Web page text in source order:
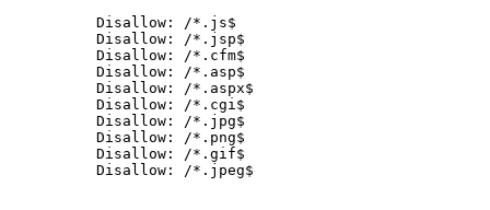
Disallow: /*.js$
Disallow: /*.jsp$
Disallow: /*.cfm$
Disallow: /*.asp$
Disallow: /*.aspx$
Disallow: /*.cgi$
Disallow: /*.jpg$
Disallow: /*.png$
Disallow: /*.gif$
Disallow: /*.jpeg$